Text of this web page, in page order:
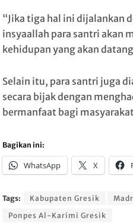
“Jika tiga hal ini dijalankan
insyaallah para santri akan
kehidupan yang akan
Selain itu, para santri juga
secara bijak dengan
bermanfaat bagi
Bagikan ini:
WhatsApp X
Tags: Kabupaten Gresik
Ponpes Al-Karimi Gresik